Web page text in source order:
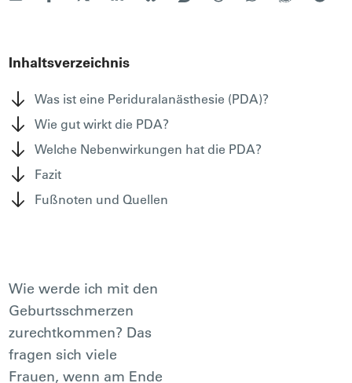
Inhaltsverzeichnis
Was ist eine Periduralanästhesie (PDA)?
Wie gut wirkt die PDA?
Welche Nebenwirkungen hat die PDA?
Fazit
Fußnoten und Quellen
Wie werde ich mit den
Geburtsschmerzen
zurechtkommen? Das
fragen sich viele
Frauen, wenn am Ende